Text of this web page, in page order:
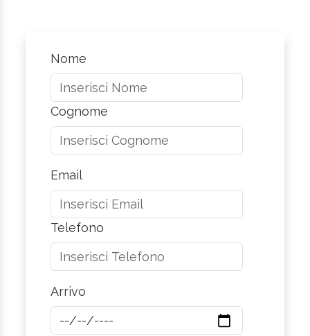
Nome
Cognome
Email
Telefono
Arrivo